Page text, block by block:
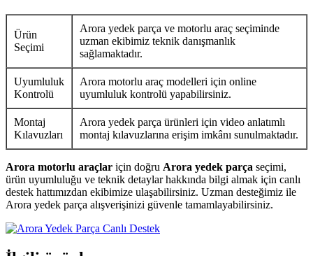
Ürün
Seçimi
Arora yedek parça ve motorlu araç seçiminde
uzman ekibimiz teknik danışmanlık
sağlamaktadır.
Uyumluluk
Kontrolü
Arora motorlu araç modelleri için online
uyumluluk kontrolü yapabilirsiniz.
Montaj
Kılavuzları
Arora yedek parça ürünleri için video anlatımlı
montaj kılavuzlarına erişim imkânı sunulmaktadır.
Arora motorlu araçlar için doğru Arora yedek parça seçimi,
ürün uyumluluğu ve teknik detaylar hakkında bilgi almak için canlı
destek hattımızdan ekibimize ulaşabilirsiniz. Uzman desteğimiz ile
Arora yedek parça alışverişinizi güvenle tamamlayabilirsiniz.